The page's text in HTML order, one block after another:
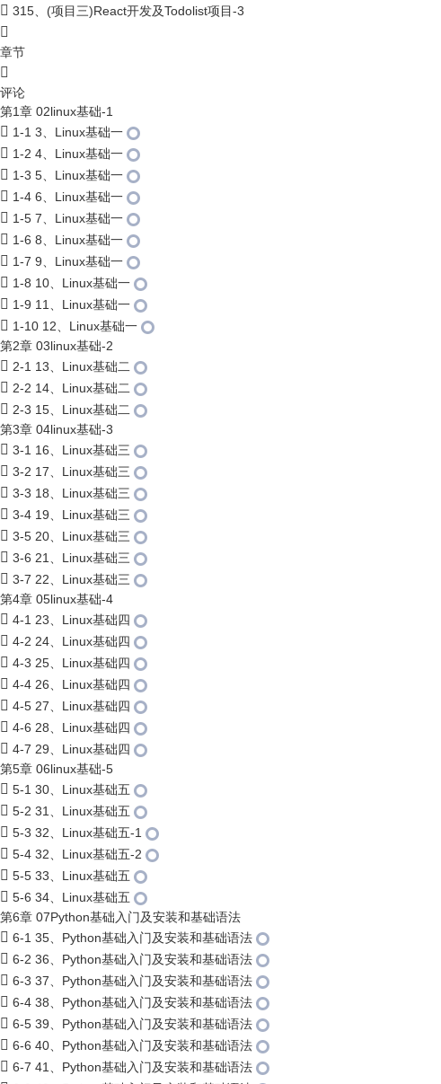
315、(项目三)React开发及Todolist项目-3
章节
评论
第1章 02linux基础-1
1-1 3、Linux基础一
1-2 4、Linux基础一
1-3 5、Linux基础一
1-4 6、Linux基础一
1-5 7、Linux基础一
1-6 8、Linux基础一
1-7 9、Linux基础一
1-8 10、Linux基础一
1-9 11、Linux基础一
1-10 12、Linux基础一
第2章 03linux基础-2
2-1 13、Linux基础二
2-2 14、Linux基础二
2-3 15、Linux基础二
第3章 04linux基础-3
3-1 16、Linux基础三
3-2 17、Linux基础三
3-3 18、Linux基础三
3-4 19、Linux基础三
3-5 20、Linux基础三
3-6 21、Linux基础三
3-7 22、Linux基础三
第4章 05linux基础-4
4-1 23、Linux基础四
4-2 24、Linux基础四
4-3 25、Linux基础四
4-4 26、Linux基础四
4-5 27、Linux基础四
4-6 28、Linux基础四
4-7 29、Linux基础四
第5章 06linux基础-5
5-1 30、Linux基础五
5-2 31、Linux基础五
5-3 32、Linux基础五-1
5-4 32、Linux基础五-2
5-5 33、Linux基础五
5-6 34、Linux基础五
第6章 07Python基础入门及安装和基础语法
6-1 35、Python基础入门及安装和基础语法
6-2 36、Python基础入门及安装和基础语法
6-3 37、Python基础入门及安装和基础语法
6-4 38、Python基础入门及安装和基础语法
6-5 39、Python基础入门及安装和基础语法
6-6 40、Python基础入门及安装和基础语法
6-7 41、Python基础入门及安装和基础语法